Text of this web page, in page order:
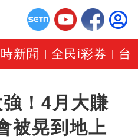
新聞 |全民i彩券 台
！4月大賺
晃到地上